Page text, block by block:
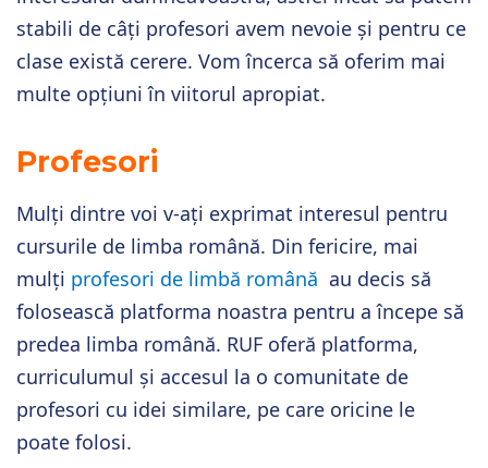
stabili de câți profesori avem nevoie și pentru ce
clase există cerere. Vom încerca să oferim mai
multe opțiuni în viitorul apropiat.
Profesori
Mulți dintre voi v-ați exprimat interesul pentru
cursurile de limba română. Din fericire, mai
mulți profesori de limbă română au decis să
folosească platforma noastra pentru a începe să
predea limba română. RUF oferă platforma,
curriculumul și accesul la o comunitate de
profesori cu idei similare, pe care oricine le
poate folosi.